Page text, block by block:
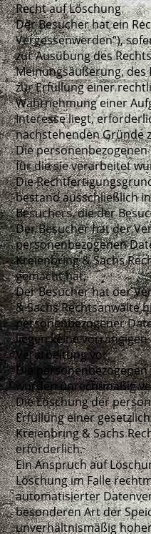
Recht auf Löschung
Der Besucher hat ein
Vergessenwerden“),
zur Ausübung des
Meinungsäußerung,
zur Erfüllung einer
Wahrnehmung einer
Interesse liegt,
nachstehenden Gründe
Die
für die sie verarbeitet
Die
bestand ausschließlich
Besuchers, die der
Der Besucher hat der
personenbezogenen
Kreienbring & Sachs
gemacht hat;
Der Besucher hat der
& Sachs Rechtsanwälte
personenbezogener
liegen keine
Verarbeitung vor;
Die
wurden unrechtmäßig
Die Löschung der
Erfüllung einer
Kreienbring & Sachs
erforderlich.
Ein Anspruch auf
Löschung im Falle
automatisierter
besonderen Art der
unverhältnismäßig